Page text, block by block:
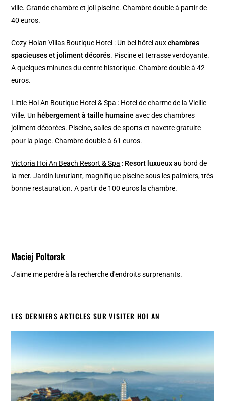
ville. Grande chambre et joli piscine. Chambre double à partir de
40 euros.
Cozy Hoian Villas Boutique Hotel : Un bel hôtel auxchambres
spacieuses et joliment décorés. Piscine et terrasse verdoyante.
A quelques minutes du centre historique. Chambre double à 42
euros.
Little Hoi An Boutique Hotel & Spa : Hotel de charme de la Vieille
Ville. Un hébergement à taille humaineavec des chambres
joliment décorées. Piscine, salles de sports et navette gratuite
pour la plage. Chambre double à 61 euros.
Victoria Hoi An Beach Resort & Spa : Resort luxueuxau bord de
la mer. Jardin luxuriant, magnifique piscine sous les palmiers, très
bonne restauration. A partir de 100 euros la chambre.
Maciej Poltorak
J'aime me perdre à la recherche d'endroits surprenants.
LES DERNIERS ARTICLES SUR VISITER HOI AN